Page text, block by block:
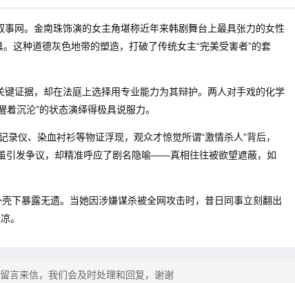
网。金南珠饰演的女主角堪称近年来韩剧舞台上最具张力的女性
这种道德灰色地带的塑造，打破了传统女主“完美受害者”的套
证据，却在法庭上选择用专业能力为其辩护。两人对手戏的化学
沉沦”的状态演绎得极具说服力。
仪、染血衬衫等物证浮现，观众才惊觉所谓“激情杀人”背后，
引发争议，却精准呼应了剧名隐喻——真相往往被欲望遮蔽，如
下暴露无遗。当她因涉嫌谋杀被全网攻击时，昔日同事立刻翻出
。
言来信，我们会及时处理和回复，谢谢